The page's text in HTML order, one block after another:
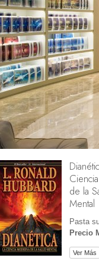
Básicos de Scientology
a Dianética
¿Qué es Grandeza?
Llevando
David
Scientology
de la
Mental
Pasta
Precio
Ver Más